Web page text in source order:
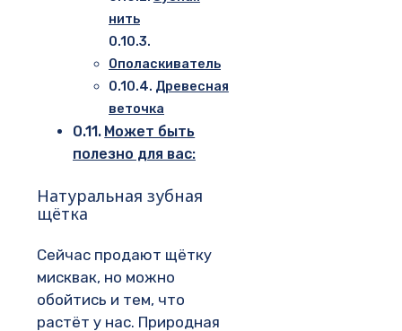
нить
Ополаскиватель
Древесная
веточка
Может быть
полезно для вас:
Натуральная зубная
щётка
Сейчас продают щётку
мисквак, но можно
обойтись и тем, что
растёт у нас. Природная